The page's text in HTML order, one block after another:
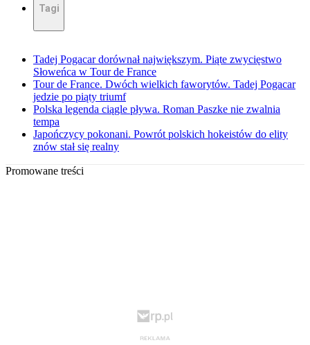
Tagi
Tadej Pogacar dorównał największym. Piąte zwycięstwo
Słoweńca w Tour de France
Tour de France. Dwóch wielkich faworytów. Tadej Pogacar
jedzie po piąty triumf
Polska legenda ciągle pływa. Roman Paszke nie zwalnia
tempa
Japończycy pokonani. Powrót polskich hokeistów do elity
znów stał się realny
Promowane treści